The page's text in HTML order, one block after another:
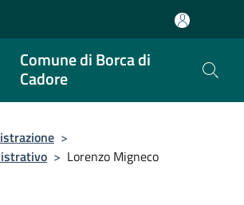
Comune di Borca di
Cadore
>
> Lorenzo Migneco